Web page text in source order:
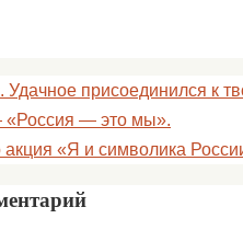
Удачное присоединился​ к
—​ это мы».​
акция «Я и символика